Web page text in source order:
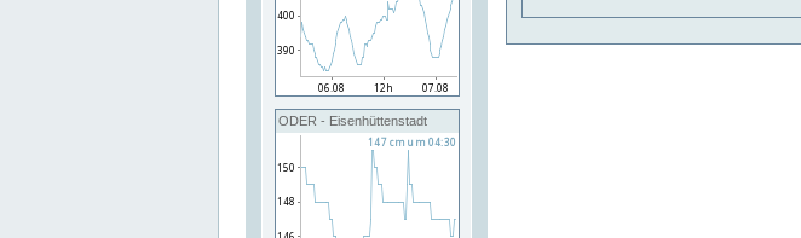
ODER - Eisenhüttenstadt